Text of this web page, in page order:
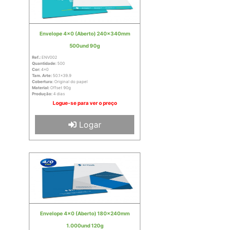
Envelope 4x0 (Aberto) 240x340mm
500und 90g
Ref.: ENV002
Quantidade: 500
Cor: 4x0
Tam. Arte: 50.1x39.9
Cobertura: Original do papel
Material: Offset 90g
Produção: 4 dias
Logue-se para ver o preço
Logar
Envelope 4x0 (Aberto) 180x240mm
1.000und 120g